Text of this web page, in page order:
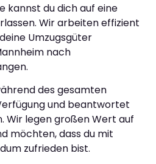
kannst du dich auf eine
Wir arbeiten effizient
Umzugsgüter
nach
des gesamten
und beantwortet
Wir legen großen Wert auf
möchten, dass du mit
zufrieden bist.